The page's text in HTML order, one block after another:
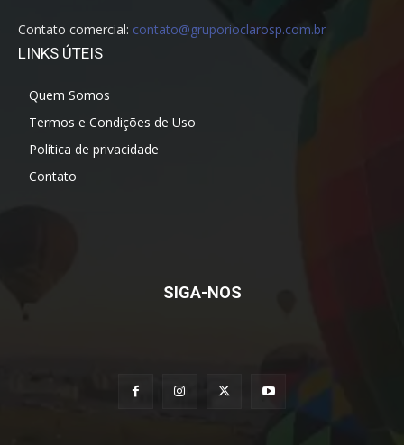
Contato comercial: contato@gruporioclarosp.com.br
LINKS ÚTEIS
Quem Somos
Termos e Condições de Uso
Política de privacidade
Contato
SIGA-NOS